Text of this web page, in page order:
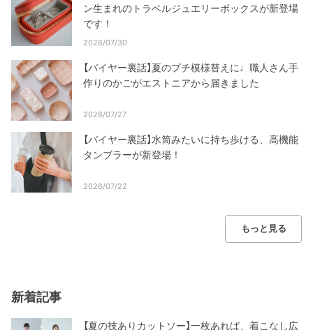
ン生まれのトラベルジュエリーボックスが新登場
です！
2026/07/30
【バイヤー裏話】夏のプチ模様替えに♩職人さん手
作りのかごがエストニアから届きました
2026/07/27
【バイヤー裏話】水筒みたいに持ち歩ける、高機能
タンブラーが新登場！
2026/07/22
もっと見る
新着記事
【夏の技ありカットソー】一枚あれば、着こなし広